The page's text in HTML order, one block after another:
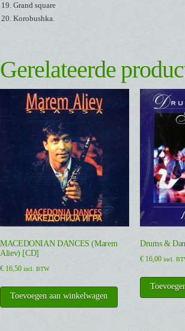
Grand square
Korobushka.
Gerelateerde
MACEDONIAN DANCES (Marem
Aliev) [CD]
€ 16,50 incl. BTW
Toevoegen aan winkelwagen
Drums &
€16,00 incl.